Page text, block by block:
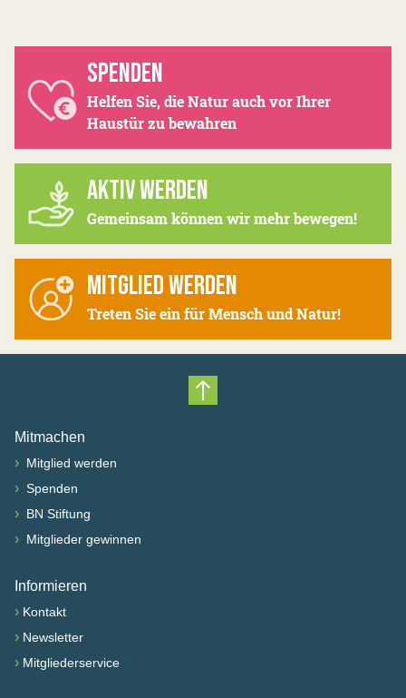
SPENDEN
Helfen Sie, die Natur auch vor Ihrer
Haustür zu bewahren
AKTIV WERDEN
Gemeinsam können wir mehr bewegen!
MITGLIED WERDEN
Treten Sie ein für Mensch und Natur!
Nach oben scrollen
Mitmachen
› Mitglied werden
› Spenden
› BN Stiftung
› Mitglieder gewinnen
Informieren
› Kontakt
› Newsletter
› Mitgliederservice